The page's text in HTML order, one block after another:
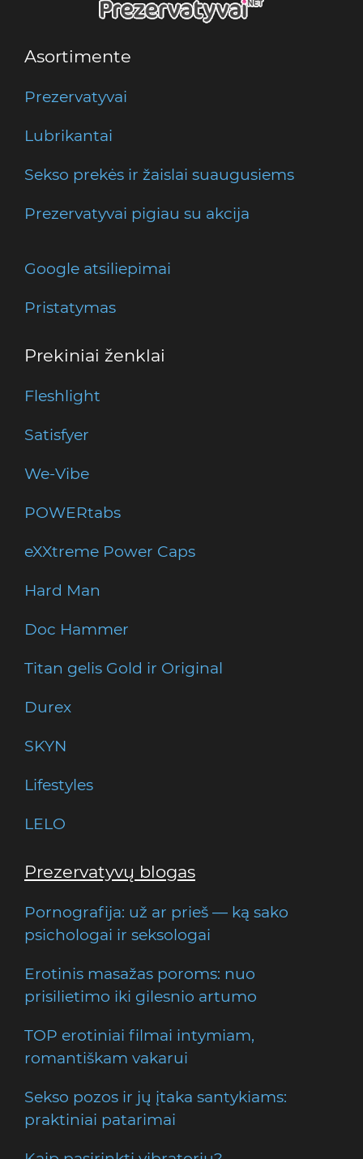
Asortimente
Prezervatyvai
Lubrikantai
Sekso prekės ir žaislai suaugusiems
Prezervatyvai pigiau su akcija
Google atsiliepimai
Pristatymas
Prekiniai ženklai
Fleshlight
Satisfyer
We-Vibe
POWERtabs
eXXtreme Power Caps
Hard Man
Doc Hammer
Titan gelis Gold ir Original
Durex
SKYN
Lifestyles
LELO
Prezervatyvų blogas
Pornografija: už ar prieš — ką sako
psichologai ir seksologai
Erotinis masažas poroms: nuo
prisilietimo iki gilesnio artumo
TOP erotiniai filmai intymiam,
romantiškam vakarui
Sekso pozos ir jų įtaka santykiams:
praktiniai patarimai